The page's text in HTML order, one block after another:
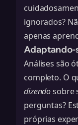
ignorados?
apenas
Adaptando-
Análises são
completo. O
dizendosobre
perguntas?
próprias